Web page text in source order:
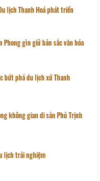
lịch Thanh Hoá phát triển
Phong gìn giữ bản sắc văn hóa
bứt phá du lịch xứ Thanh
không gian di sản Phủ Trịnh
lịch trải nghiệm